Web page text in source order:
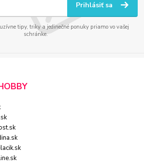
Prihlásiť sa
tipy, triky a jedinečné ponuky priamo vo vašej
schránke.